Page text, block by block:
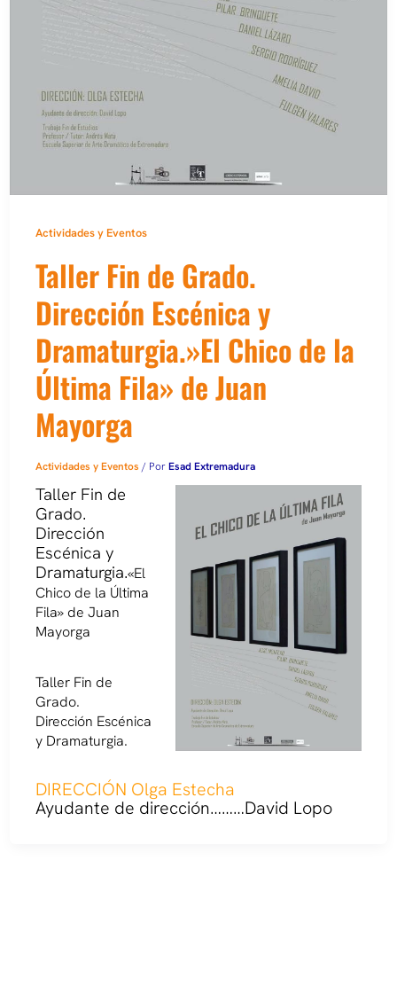
Actividades y Eventos
Taller Fin de Grado.
Dirección Escénica y
Dramaturgia.»El Chico de la
Última Fila» de Juan
Mayorga
Actividades y Eventos / PorEsad Extremadura
Taller Fin de
Grado.
Dirección
Escénica y
Dramaturgia.«El
Chico de la Última
Fila» de Juan
Mayorga
Taller Fin de
Grado.
Dirección Escénica
y Dramaturgia.
DIRECCIÓN Olga Estecha
Ayudante de dirección………David Lopo